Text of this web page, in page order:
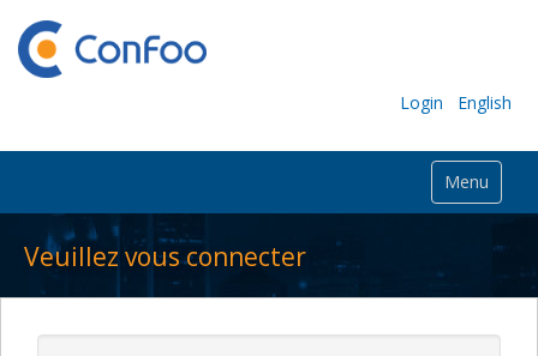
Login English
Menu
Veuillez vous connecter